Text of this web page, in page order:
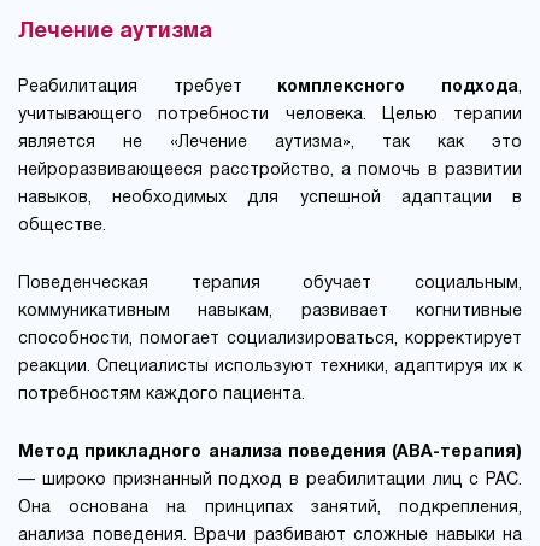
Лечение аутизма
Реабилитация требует комплексного подхода,
учитывающего потребности человека. Целью терапии
является не «Лечение аутизма», так как это
нейроразвивающееся расстройство, а помочь в развитии
навыков, необходимых для успешной адаптации в
обществе.
Поведенческая терапия обучает социальным,
коммуникативным навыкам, развивает когнитивные
способности, помогает социализироваться, корректирует
реакции. Специалисты используют техники, адаптируя их к
потребностям каждого пациента.
Метод прикладного анализа поведения (ABA-терапия)
— широко признанный подход в реабилитации лиц с РАС.
Она основана на принципах занятий, подкрепления,
анализа поведения. Врачи разбивают сложные навыки на